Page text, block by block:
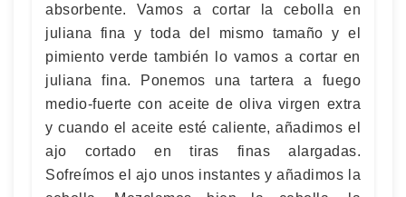
absorbente. Vamos a cortar la cebolla en
juliana fina y toda del mismo tamaño y el
pimiento verde también lo vamos a cortar en
juliana fina. Ponemos una tartera a fuego
medio-fuerte con aceite de oliva virgen extra
y cuando el aceite esté caliente, añadimos el
ajo cortado en tiras finas alargadas.
Sofreímos el ajo unos instantes y añadimos la